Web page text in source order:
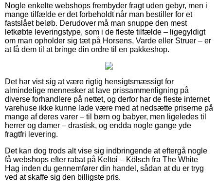
Nogle enkelte webshops frembyder fragt uden gebyr, men i
mange tilfælde er det forbeholdt når man bestiller for et
fastslået beløb. Derudover må man snuppe den mest
letkøbte leveringstype, som i de fleste tilfælde – ligegyldigt
om man opholder sig tæt på Horsens, Varde eller Struer – er
at få dem til at bringe din ordre til en pakkeshop.
Det har vist sig at være rigtig hensigtsmæssigt for
almindelige mennesker at lave prissammenligning på
diverse forhandlere på nettet, og derfor har de fleste internet
varehuse ikke kunne lade være med at nedsætte priserne på
mange af deres varer – til børn og babyer, men ligeledes til
herrer og damer – drastisk, og endda nogle gange yde
fragtfri levering.
Det kan dog trods alt vise sig indbringende at eftergå nogle
få webshops efter rabat på Keltoi – Kölsch fra The White
Hag inden du gennemfører din handel, sådan at du er tryg
ved at skaffe sig den billigste pris.